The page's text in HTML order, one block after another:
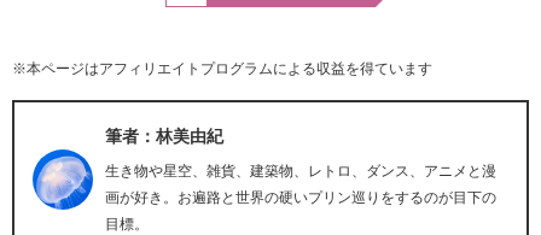
※本ページはアフィリエイトプログラムによる収益を得ています
筆者：林美由紀
生き物や星空、雑貨、建築物、レトロ、ダンス、アニメと漫
画が好き。お遍路と世界の硬いプリン巡りをするのが目下の
目標。